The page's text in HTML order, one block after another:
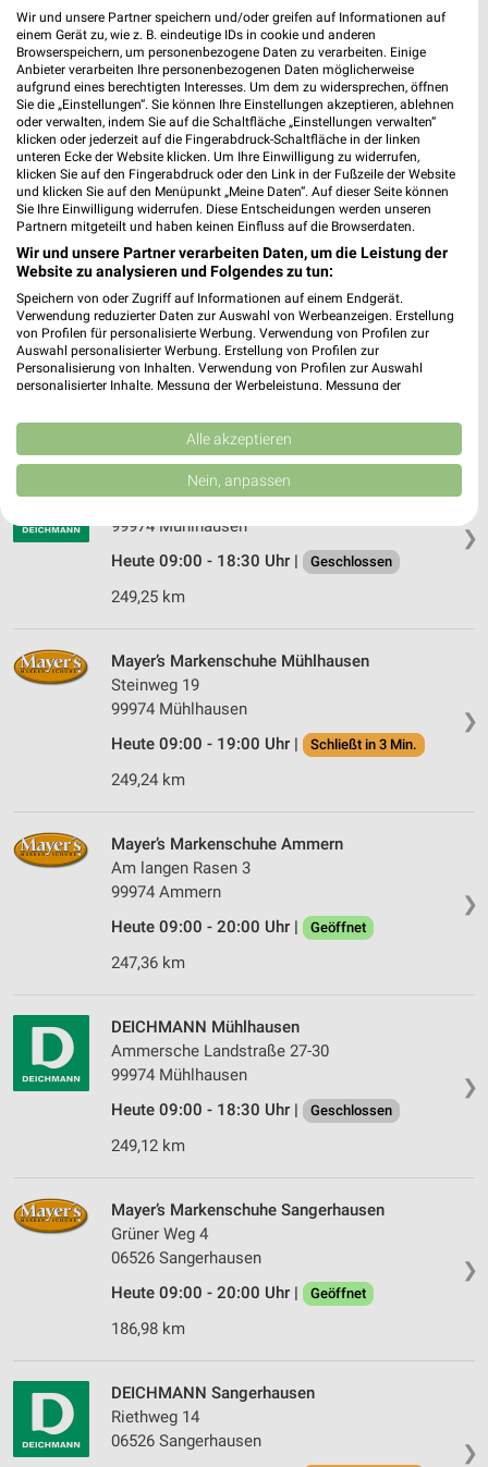
Heute 09:30 - 19:00 Uhr | Schließt in 3 Min.
236,01 km
DEICHMANN Nordhausen
Landgrabenstraße 6a
99734 Nordhausen
Heute 09:00 - 19:00 Uhr | Schließt in 3 Min.
212,24 km
RENO Nordhausen
Emil-Reichardt-Straße 2
99734 Nordhausen
Heute 09:00 - 19:00 Uhr |
Schließt in 3 Min.
❯
DEICHMANN Mühlhausen
Langensalzaer Landstraße 25
99974 Mühlhausen
Heute 09:00 - 18:30 Uhr |
Geschlossen
249,25 km
❯
Mayer’s Markenschuhe Mühlhausen
Steinweg 19
99974 Mühlhausen
Heute 09:00 - 19:00 Uhr |
Schließt in 3 Min.
249,24 km
❯
Mayer’s Markenschuhe Ammern
Am langen Rasen 3
99974 Ammern
Heute 09:00 - 20:00 Uhr |
Geöffnet
247,36 km
❯
DEICHMANN Mühlhausen
Ammersche Landstraße 27-30
99974 Mühlhausen
Heute 09:00 - 18:30 Uhr |
Geschlossen
249,12 km
❯
Mayer’s Markenschuhe Sangerhausen
Grüner Weg 4
06526 Sangerhausen
Heute 09:00 - 20:00 Uhr |
Geöffnet
186,98 km
❯
DEICHMANN Sangerhausen
Riethweg 14
06526 Sangerhausen
Wir und unsere Partner speichern und/oder greifen auf Informationen auf
einem Gerät zu, wie z. B. eindeutige IDs in cookie und anderen
Browserspeichern, um personenbezogene Daten zu verarbeiten. Einige
Anbieter verarbeiten Ihre personenbezogenen Daten möglicherweise
aufgrund eines berechtigten Interesses. Um dem zu widersprechen, öffnen
Sie die „Einstellungen“. Sie können Ihre Einstellungen akzeptieren, ablehnen
oder verwalten, indem Sie auf die Schaltfläche „Einstellungen verwalten“
klicken oder jederzeit auf die Fingerabdruck-Schaltfläche in der linken
unteren Ecke der Website klicken. Um Ihre Einwilligung zu widerrufen,
klicken Sie auf den Fingerabdruck oder den Link in der Fußzeile der Website
und klicken Sie auf den Menüpunkt „Meine Daten“. Auf dieser Seite können
Sie Ihre Einwilligung widerrufen. Diese Entscheidungen werden unseren
Partnern mitgeteilt und haben keinen Einfluss auf die Browserdaten.
Wir und unsere Partner verarbeiten Daten, um die Leistung der
Website zu analysieren und Folgendes zu tun:
Speichern von oder Zugriff auf Informationen auf einem Endgerät.
Verwendung reduzierter Daten zur Auswahl von Werbeanzeigen. Erstellung
von Profilen für personalisierte Werbung. Verwendung von Profilen zur
Auswahl personalisierter Werbung. Erstellung von Profilen zur
Personalisierung von Inhalten. Verwendung von Profilen zur Auswahl
personalisierter Inhalte. Messung der Werbeleistung. Messung der
Kombinationen von Daten aus verschiedenen Quellen. Entwicklung und
Verbesserung der Angebote. Verwendung reduzierter Daten zur Auswahl
von Inhalten.
Daten können außerhalb der Europäischen Union weitergegeben und in die
USA gesendet werden.
Website/App.
Partnerliste anzeigen (1 IAB-Anbieter)
Wir nutzen Ihre Daten für folgende Zwecke:
Speichern von oder Zugriff auf Informationen
auf einem Endgerät
Verwendung reduzierter Daten zur Auswahl von
Erstellung von Profilen für personalisierte
Verwendung von Profilen zur Auswahl
personalisierter Werbung
Erstellung von Profilen zur Personalisierung
von Inhalten
Verwendung von Profilen zur Auswahl
Messung der Werbeleistung
Messung der Performance von Inhalten
Analyse von Zielgruppen durch Statistiken oder
Kombinationen von Daten aus verschiedenen
Entwicklung und Verbesserung der Angebote
Verwendung reduzierter Daten zur Auswahl von
IAB-Besonderheiten:
Verwendung genauer Standortdaten
Informationen identifizieren
Nicht-IAB-Verarbeitungszwecke:
Alle akzeptieren
Nein, anpassen